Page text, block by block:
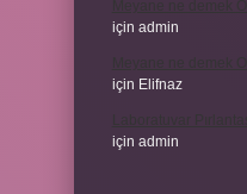
için admin
için Elifnaz
için admin